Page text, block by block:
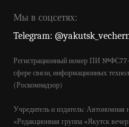
Мы в соцсетях:
Telegram:
Регистрационный номер ПИ №ФС77-
сфере связи, информационных
(Роскомнадзор)
Учредитель и издатель: Автономная
«Редакционная группа «Якутск